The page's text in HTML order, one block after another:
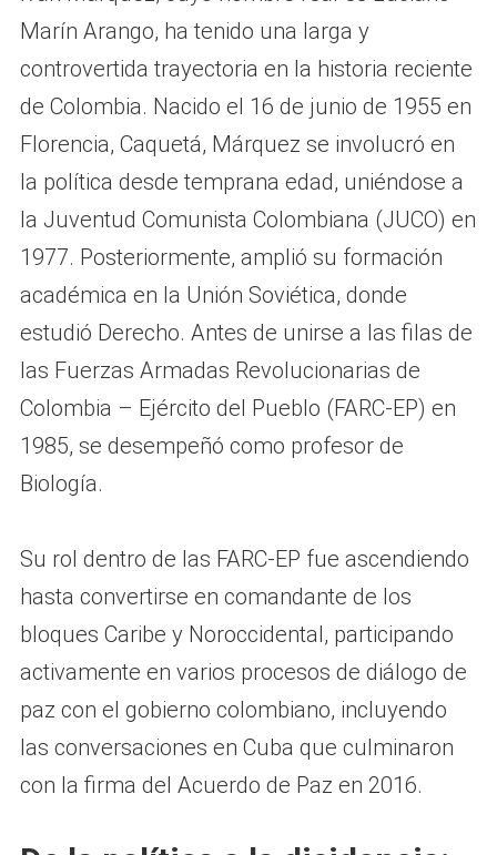
Marín Arango, ha tenido una larga y
controvertida trayectoria en la historia reciente
de Colombia. Nacido el 16 de junio de 1955 en
Florencia, Caquetá, Márquez se involucró en
la política desde temprana edad, uniéndose a
la Juventud Comunista Colombiana (JUCO) en
1977. Posteriormente, amplió su formación
académica en la Unión Soviética, donde
estudió Derecho. Antes de unirse a las filas de
las Fuerzas Armadas Revolucionarias de
Colombia – Ejército del Pueblo (FARC-EP) en
1985, se desempeñó como profesor de
Biología.
Su rol dentro de las FARC-EP fue ascendiendo
hasta convertirse en comandante de los
bloques Caribe y Noroccidental, participando
activamente en varios procesos de diálogo de
paz con el gobierno colombiano, incluyendo
las conversaciones en Cuba que culminaron
con la firma del Acuerdo de Paz en 2016.